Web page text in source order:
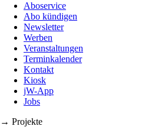
Aboservice
Abo kündigen
Newsletter
Werben
Veranstaltungen
Terminkalender
Kontakt
Kiosk
jW-App
Jobs
→ Projekte